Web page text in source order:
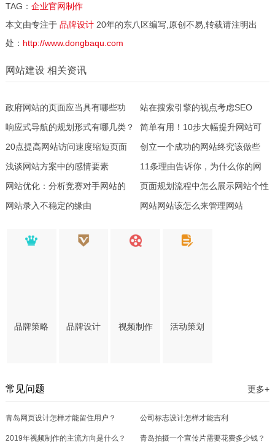
TAG： 企业官网制作
本文由专注于 品牌设计20年的东八区编写,原创不易,转载请注明出
处： http://www.dongbaqu.com
网站建设 相关资讯
政府网站的页面应当具有哪些功
用？
站在搜索引擎的视点考虑SEO
响应式导航的规划形式有哪几类？
简单有用！10步大幅提升网站可
访问性
20点提高网站访问速度缩短页面
加载时刻！
创立一个成功的网站终究该做些
啥？
浅谈网站方案中的感情要素
11条理由告诉你，为什么你的网
站不卖座
网站优化：分析竞赛对手网站的
10个SEO战略
页面规划流程中怎么展示网站个性
网站录入不稳定的缘由
网站网站该怎么来管理网站
品牌策略 品牌设计 视频制作 活动策划
常见问题 更多+
青岛网页设计怎样才能留住用户？ 公司标志设计怎样才能吉利
2019年视频制作的主流方向是什么？ 青岛拍摄一个宣传片需要花费多少钱？